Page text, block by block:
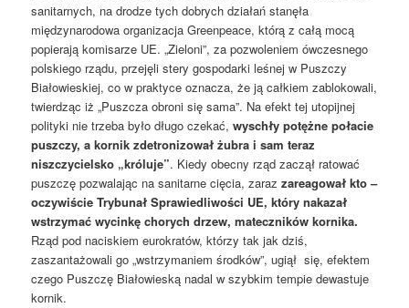
sanitarnych, na drodze tych dobrych działań stanęła
międzynarodowa organizacja Greenpeace, którą z całą mocą
popierają komisarze UE. „Zieloni”, za pozwoleniem ówczesnego
polskiego rządu, przejęli stery gospodarki leśnej w Puszczy
Białowieskiej, co w praktyce oznacza, że ją całkiem zablokowali,
twierdząc iż „Puszcza obroni się sama”. Na efekt tej utopijnej
polityki nie trzeba było długo czekać,wyschły potężne połacie
puszczy, a kornik zdetronizował żubra i sam teraz
niszczycielsko „króluje”. Kiedy obecny rząd zaczął ratować
puszczę pozwalając na sanitarne cięcia, zarazzareagował kto –
oczywiście Trybunał Sprawiedliwości UE, który nakazał
wstrzymać wycinkę chorych drzew, mateczników kornika.
Rząd pod naciskiem eurokratów, którzy tak jak dziś,
zaszantażowali go „wstrzymaniem środków”, ugiął się, efektem
czego Puszczę Białowieską nadal w szybkim tempie dewastuje
kornik.